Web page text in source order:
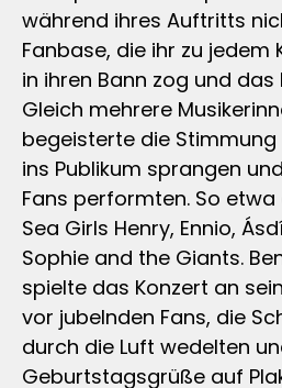
während ihres Auftritts
Fanbase, die ihr zu jedem
in ihren Bann zog und das
Gleich mehrere
begeisterte die
ins Publikum sprangen
Fans performten. So
Sea Girls Henry, Ennio,
Sophie and the Giants.
spielte das Konzert an
vor jubelnden Fans, die
durch die Luft wedelten
Geburtstagsgrüße auf